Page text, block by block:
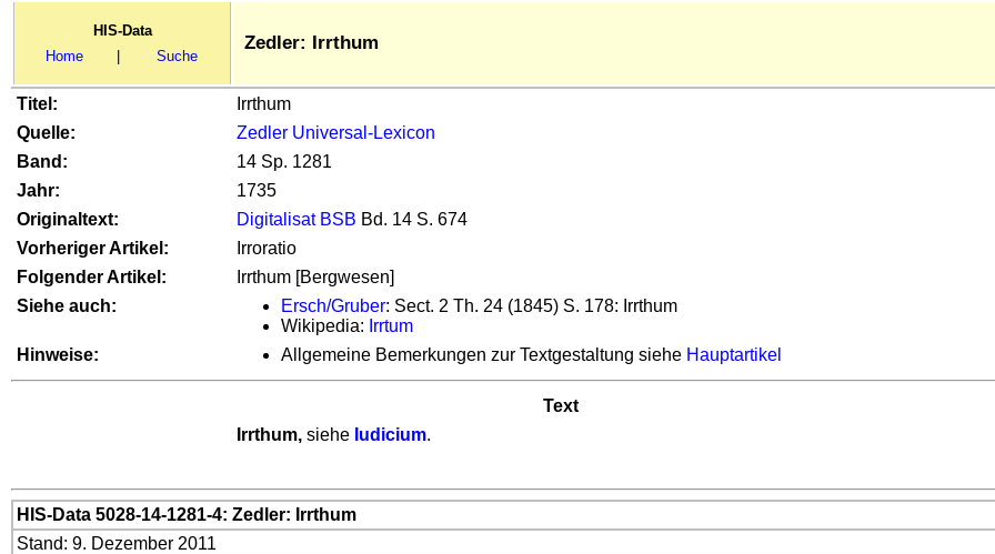
HIS-Data
Home
Suche
Zedler: Irrthum
Titel:
Irrthum
Quelle:
Zedler Universal-Lexicon
Band:
14 Sp. 1281
Jahr:
1735
Originaltext:
Digitalisat BSB Bd. 14 S. 674
Vorheriger Artikel:
Irroratio
Folgender Artikel:
Irrthum [Bergwesen]
Siehe auch:
Ersch/Gruber: Sect. 2 Th. 24 (1845) S. 178: Irrthum
Wikipedia: Irrtum
Hinweise:
Allgemeine Bemerkungen zur Textgestaltung siehe Hauptartikel
Text
Irrthum, siehe Iudicium.
HIS-Data 5028-14-1281-4: Zedler: Irrthum
Stand: 9. Dezember 2011